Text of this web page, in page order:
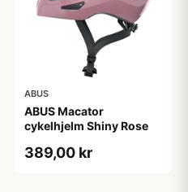
ABUS
ABUS Macator
cykelhjelm Shiny Rose
389,00 kr